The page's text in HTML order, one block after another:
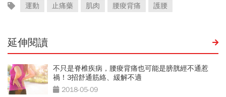
運動 止痛藥 肌肉 腰痠背痛 護腰
延伸閱讀
不只是脊椎疾病，腰痠背痛也可能是膀胱經不通惹
禍！3招舒通筋絡、緩解不適
2018-05-09